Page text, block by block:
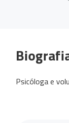
Psicóloga e